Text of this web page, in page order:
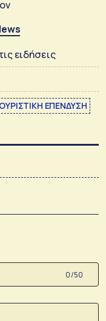
ειδήσεις
ΕΠΕΝΔΥΣΗ
0 /50